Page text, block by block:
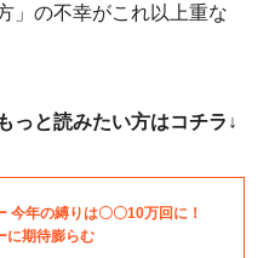
」の不幸がこれ以上重な
っと読みたい方はコチラ↓